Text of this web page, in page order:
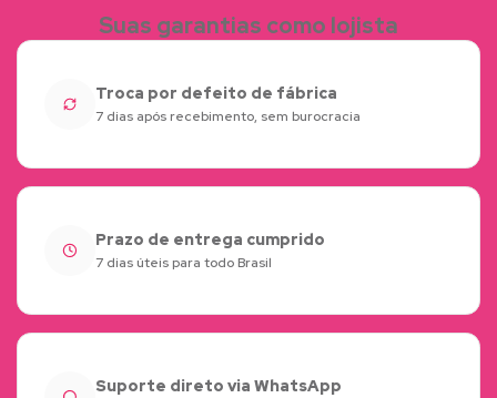
Suas garantias como lojista
Troca por defeito de fábrica
7 dias após recebimento, sem burocracia
Prazo de entrega cumprido
7 dias úteis para todo Brasil
Suporte direto via WhatsApp